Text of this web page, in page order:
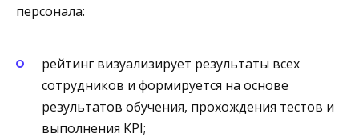
персонала:
рейтинг визуализирует результаты всех
сотрудников и формируется на основе
результатов обучения, прохождения тестов и
выполнения KPI;